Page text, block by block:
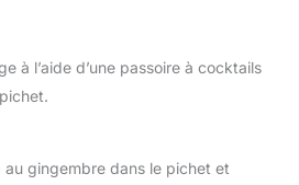
à l’aide d’une passoire à cocktails
au gingembre dans le pichet et